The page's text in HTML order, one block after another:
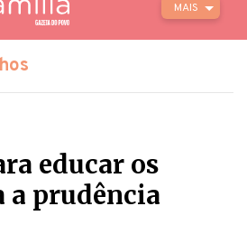
MAIS
educar os
a prudência